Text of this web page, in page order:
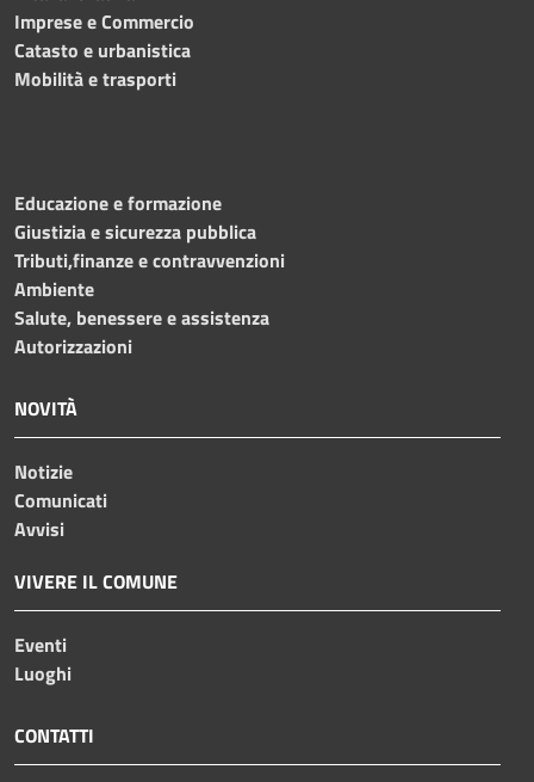
Imprese e Commercio
Catasto e urbanistica
Mobilità e trasporti
Educazione e formazione
Giustizia e sicurezza pubblica
Tributi,finanze e contravvenzioni
Ambiente
Salute, benessere e assistenza
Autorizzazioni
NOVITÀ
Notizie
Comunicati
Avvisi
VIVERE IL COMUNE
Eventi
Luoghi
CONTATTI